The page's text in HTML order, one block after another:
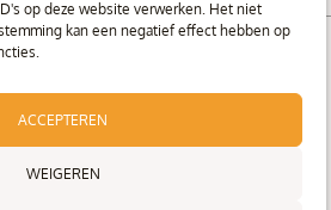
op deze website verwerken. Het niet
kan een negatief effect hebben op
ACCEPTEREN
WEIGEREN
informatie
Privacybeleid
Cookiebeleid